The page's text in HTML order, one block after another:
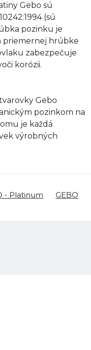
Gebo sú
(sú
pozinku je
priemernej hrúbke
zabezpečuje
korózii.
Gebo
pozinkom na
je každá
výrobných
- Platinum GEBO